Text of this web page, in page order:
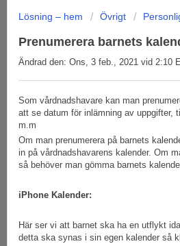
Lösning – hem Övrigt
Prenumerera barnets
Ändrad den: Ons, 3 feb., 2021 vid 2:10
Som vårdnadshavare kan man
att se datum för inlämning av uppgifter,
m.m
Om man prenumerera på barnets
in på vårdnadshavarens kalender. Om
så behöver man gömma barnets
iPhone Kalender:
Här ser vi att barnet ska ha en utflykt
detta ska synas i sin egen kalender så